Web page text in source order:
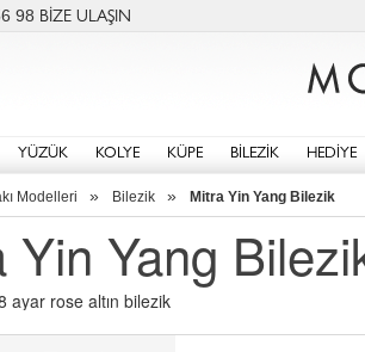
98 BİZE ULAŞIN
YÜZÜK KOLYE KÜPE BİLEZİK HEDİYE
Modelleri » Bilezik » Mitra Yin Yang Bilezik
Yin Yang
ayar rose altın bilezik